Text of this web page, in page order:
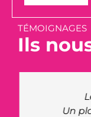
TÉMOIGNAGES
Ils
Le